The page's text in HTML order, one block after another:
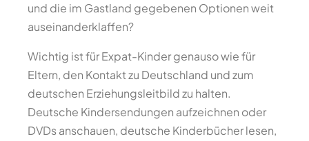
und die im Gastland gegebenen Optionen weit
auseinanderklaffen?
Wichtig ist für Expat-Kinder genauso wie für
Eltern, den Kontakt zu Deutschland und zum
deutschen Erziehungsleitbild zu halten.
Deutsche Kindersendungen aufzeichnen oder
DVDs anschauen, deutsche Kinderbücher lesen,